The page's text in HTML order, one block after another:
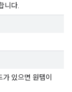
니다.
있으면 원탭이